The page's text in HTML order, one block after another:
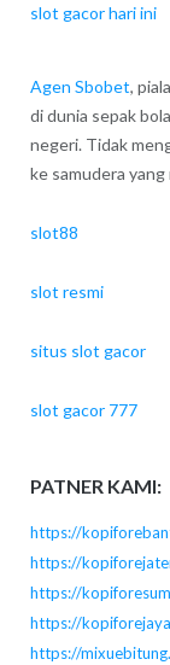
slot gacor hari ini
Agen Sbobet,
di dunia sepak
negeri. Tidak
ke samudera
slot88
slot resmi
situs slot gacor
slot gacor 777
PATNER KAMI:
https://
https://
https://
https://
https://